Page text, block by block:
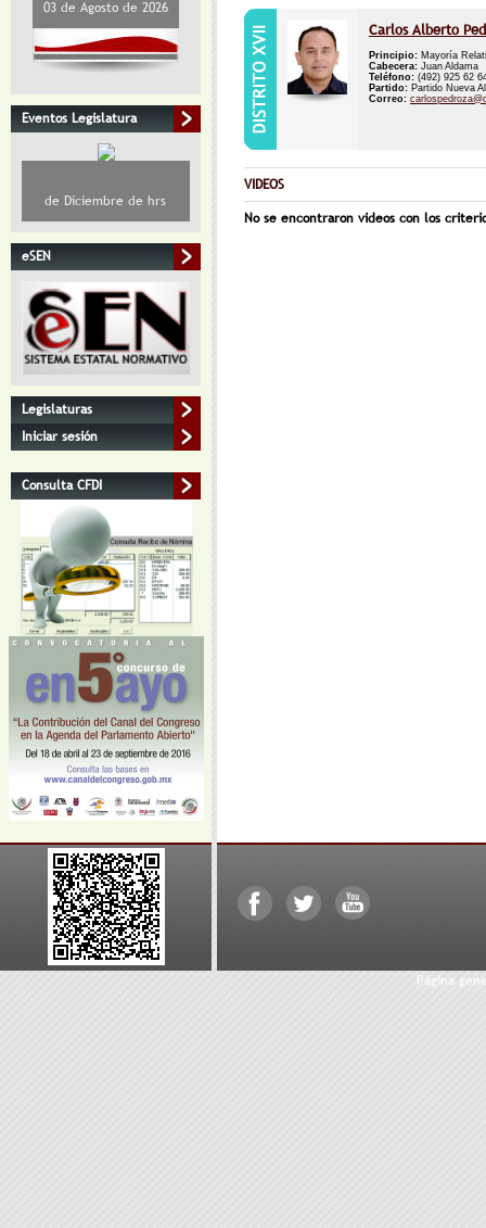
03 de Agosto de 2026
Eventos Legislatura
de Diciembre de hrs
eSEN
Legislaturas
Iniciar sesión
Consulta CFDI
Carlos Alberto
Principio: Mayoría
Cabecera: Juan Aldama
Teléfono: (492) 925 62
Partido: Partido Nueva
Correo:
VIDEOS
No se encontraron videos con los
Página